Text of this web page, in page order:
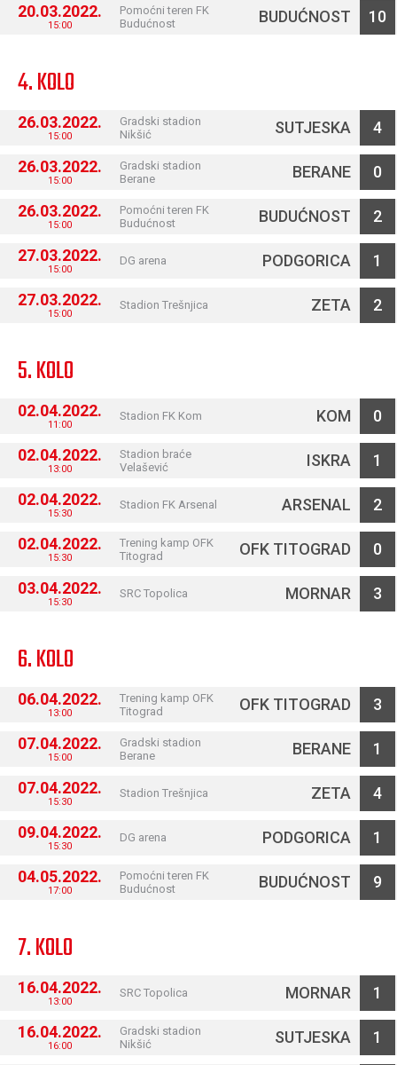
20.03.2022.
15:00
Pomoćni teren FK
Budućnost
BUDUĆNOST 10
4. KOLO
26.03.2022.
15:00
Gradski stadion
Nikšić
SUTJESKA 4
26.03.2022.
15:00
Gradski stadion
Berane
BERANE 0
26.03.2022.
15:00
Pomoćni teren FK
Budućnost
BUDUĆNOST 2
27.03.2022.
15:00
DG arena PODGORICA 1
27.03.2022.
15:00
Stadion Trešnjica ZETA 2
5. KOLO
02.04.2022.
11:00
Stadion FK Kom KOM 0
02.04.2022.
13:00
Stadion braće
Velašević
ISKRA 1
02.04.2022.
15:30
Stadion FK Arsenal ARSENAL 2
02.04.2022.
15:30
Trening kamp OFK
Titograd
OFK TITOGRAD 0
03.04.2022.
15:30
SRC Topolica MORNAR 3
6. KOLO
06.04.2022.
13:00
Trening kamp OFK
Titograd
OFK TITOGRAD 3
07.04.2022.
15:00
Gradski stadion
Berane
BERANE 1
07.04.2022.
15:30
Stadion Trešnjica ZETA 4
09.04.2022.
15:30
DG arena PODGORICA 1
04.05.2022.
17:00
Pomoćni teren FK
Budućnost
BUDUĆNOST 9
7. KOLO
16.04.2022.
13:00
SRC Topolica MORNAR 1
16.04.2022.
16:00
Gradski stadion
Nikšić
SUTJESKA 1